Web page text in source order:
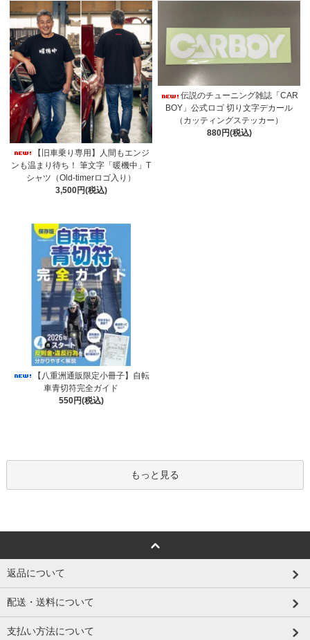
【旧車乗り専用】人間もエンジ
ンも温まり待ち！ 筆文字「暖機中」T
シャツ（Old-timerロゴ入り）
3,500円(税込)
伝説のチューニング雑誌「CAR
BOY」公式ロゴ 切り文字デカール
（カッティングステッカー）
880円(税込)
【八重洲通販限定小冊子】自転
車青切符完全ガイド
550円(税込)
もっと見る
返品について
配送・送料について
支払い方法について